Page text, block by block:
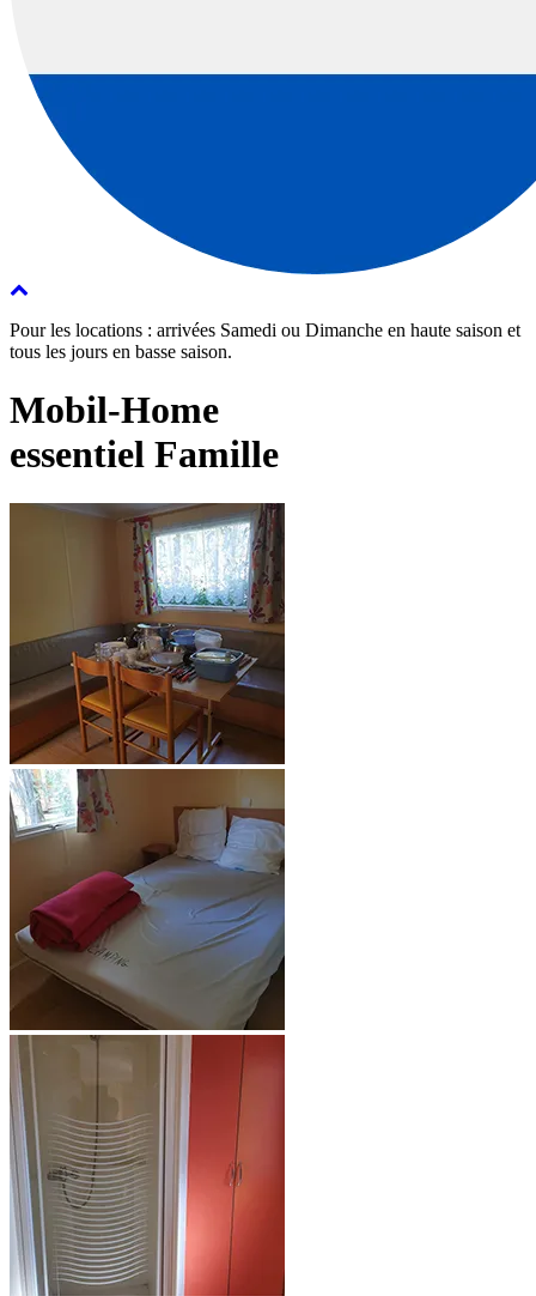
Pour les locations : arrivées Samedi ou Dimanche en haute saison et
tous les jours en basse saison.
Mobil-Home
essentiel Famille